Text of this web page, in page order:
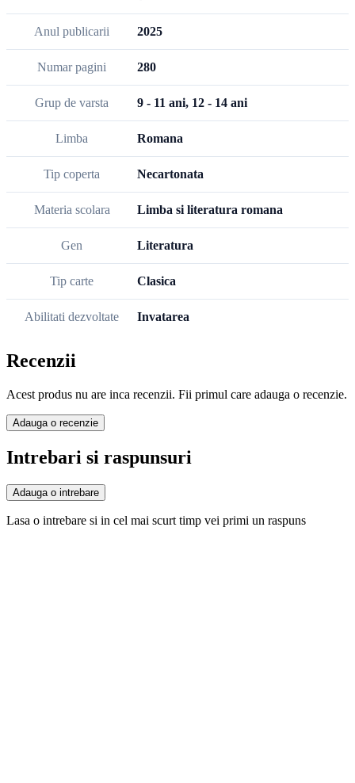
Anul publicarii 2025
Numar pagini 280
Grup de varsta 9 - 11 ani, 12 - 14 ani
Limba Romana
Tip coperta Necartonata
Materia scolara Limba si literatura romana
Gen Literatura
Tip carte Clasica
Abilitati dezvoltate Invatarea
Recenzii
Acest produs nu are inca recenzii. Fii primul care adauga o recenzie.
Adauga o recenzie
Intrebari si raspunsuri
Adauga o intrebare
Lasa o intrebare si in cel mai scurt timp vei primi un raspuns